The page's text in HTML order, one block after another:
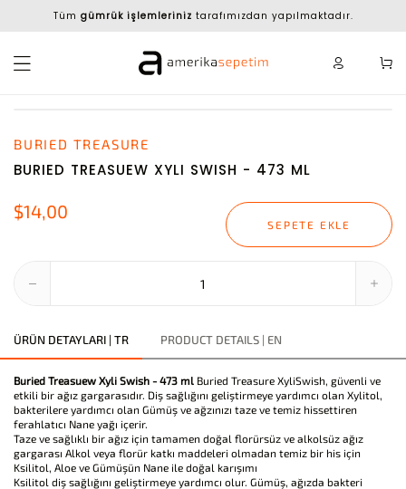
Tüm gümrük işlemleriniz tarafımızdan yapılmaktadır.
BURIED TREASURE
BURIED TREASUEW XYLI SWISH - 473 ML
$14,00
SEPETE EKLE
ÜRÜN DETAYLARI | TR PRODUCT DETAILS | EN
Buried Treasuew Xyli Swish - 473 ml Buried Treasure XyliSwish, güvenli ve
etkili bir ağız gargarasıdır. Diş sağlığını geliştirmeye yardımcı olan Xylitol,
bakterilere yardımcı olan Gümüş ve ağzınızı taze ve temiz hissettiren
ferahlatıcı Nane yağı içerir.
Taze ve sağlıklı bir ağız için tamamen doğal florürsüz ve alkolsüz ağız
gargarası Alkol veya florür katkı maddeleri olmadan temiz bir his için
Ksilitol, Aloe ve Gümüşün Nane ile doğal karışımı
Ksilitol diş sağlığını geliştirmeye yardımcı olur. Gümüş, ağızda bakteri